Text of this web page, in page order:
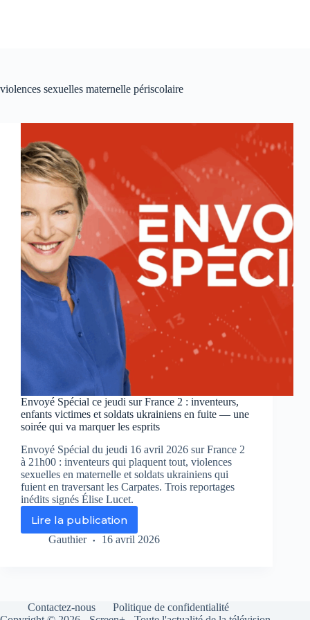
violences sexuelles maternelle périscolaire
Envoyé Spécial ce jeudi sur France 2 : inventeurs,
enfants victimes et soldats ukrainiens en fuite — une
soirée qui va marquer les esprits
Envoyé Spécial du jeudi 16 avril 2026 sur France 2
à 21h00 : inventeurs qui plaquent tout, violences
sexuelles en maternelle et soldats ukrainiens qui
fuient en traversant les Carpates. Trois reportages
inédits signés Élise Lucet.
Lire la publication
Envoyé
Spécial
2
:
Gauthier 16 avril 2026
Contactez-nous
Politique de confidentialité